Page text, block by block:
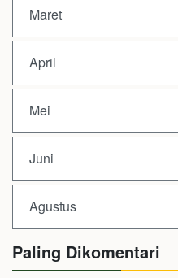
Maret
April
Mei
Juni
Agustus
Paling Dikomentari